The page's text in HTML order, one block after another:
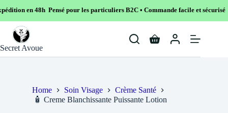
pour les particuliers B2C • Commande facile et sécurisé
content
Secret Avoue
Shopping
Home Soin Visage
Crème Santé
🧴 Creme Blanchissante Puissante Lotion